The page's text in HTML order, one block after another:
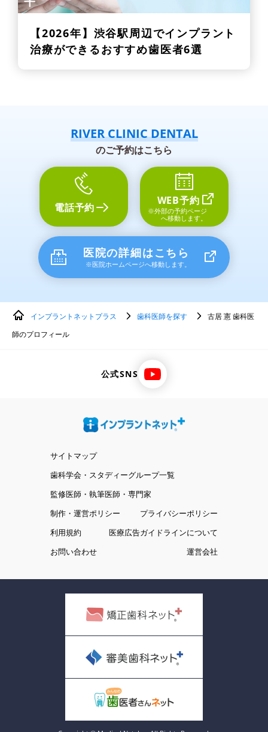
【2026年】 渋谷駅周辺でインプラント
治療ができるおすすめ歯医者6選
RIVER CLINIC DENTAL
のご予約はこちら
電話予約
WEB予約
※外部の予約ページ
へ移動します。
医院の詳細はこちら
※医院ホームページへ移動します。
インプラントネットプラス 歯科医師を探す
古居 憲 歯科医
師のプロフィール
公式SNS
サイトマップ
歯科学会・スタディーグループ一覧
監修医師・執筆医師・専門家
制作・運営ポリシー
プライバシーポリシー
利用規約
医療広告ガイドラインについて
お問い合わせ
運営会社